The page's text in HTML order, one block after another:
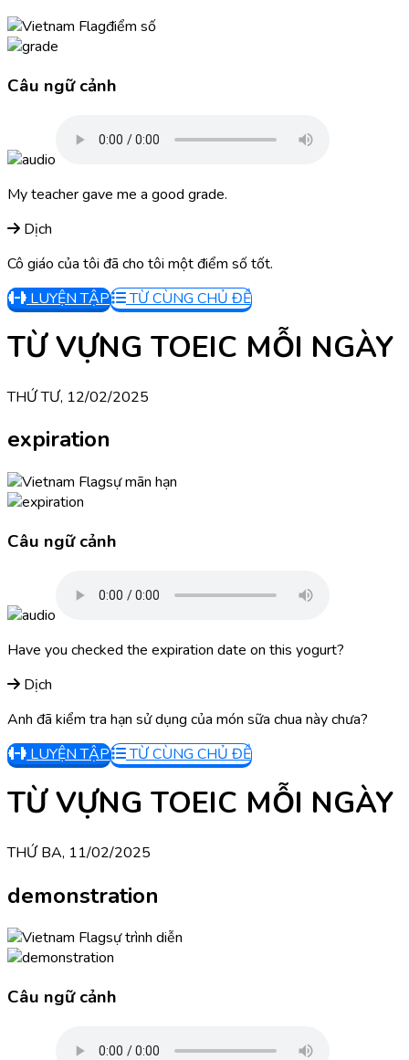
điểm số
Câu ngữ cảnh
My teacher gave me a good grade.
Dịch
Cô giáo của tôi đã cho tôi một điểm số tốt.
LUYỆN TẬP
TỪ CÙNG CHỦ ĐỀ
TỪ VỰNG TOEIC MỖI NGÀY
THỨ TƯ, 12/02/2025
expiration
sự mãn hạn
Câu ngữ cảnh
Have you checked the expiration date on this yogurt?
Dịch
Anh đã kiểm tra hạn sử dụng của món sữa chua này chưa?
LUYỆN TẬP
TỪ CÙNG CHỦ ĐỀ
TỪ VỰNG TOEIC MỖI NGÀY
THỨ BA, 11/02/2025
demonstration
sự trình diễn
Câu ngữ cảnh